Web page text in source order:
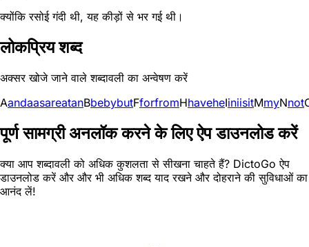
क्योंकि रसोई गंदी थी, यह कीड़ों से भर गई थी।
लोकप्रिय शब्द
अक्सर खोजे जाने वाले शब्दावली का अन्वेषण करें
AandaasareatanBbebybutFforfromHhaveheIiniisitMmyNnot
पूर्ण सामग्री अनलॉक करने के लिए ऐप डाउनलोड करें
क्या आप शब्दावली को अधिक कुशलता से सीखना चाहते हैं? DictoGo ऐप
डाउनलोड करें और और भी अधिक शब्द याद रखने और दोहराने की सुविधाओं का
आनंद लें!